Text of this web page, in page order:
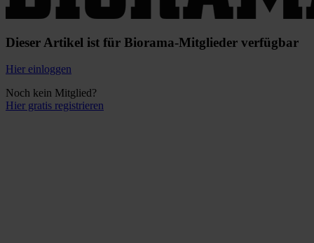
Dieser Artikel ist für Biorama-Mitglieder verfügbar
Hier einloggen
Noch kein Mitglied?
Hier gratis registrieren